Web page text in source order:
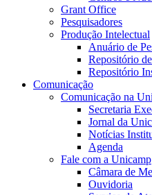
Grant Office
Pesquisadores
Produção Intelectual
Anuário de
Repositório
Repositório
Comunicação
Comunicação na
Secretaria
Jornal da
Notícias
Agenda
Fale com a Unicamp
Câmara de
Ouvidoria